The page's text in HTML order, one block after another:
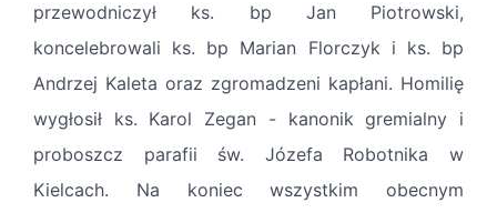
przewodniczył ks. bp Jan Piotrowski,
koncelebrowali ks. bp Marian Florczyk i ks. bp
Andrzej Kaleta oraz zgromadzeni kapłani. Homilię
wygłosił ks. Karol Zegan - kanonik gremialny i
proboszcz parafii św. Józefa Robotnika w
Kielcach. Na koniec wszystkim obecnym